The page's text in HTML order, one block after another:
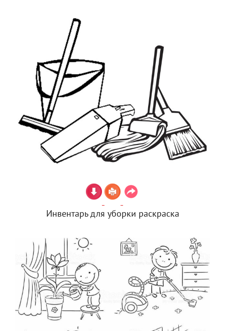
Инвентарь для уборки раскраска